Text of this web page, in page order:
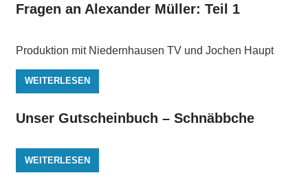
Fragen an Alexander Müller: Teil 1
Produktion mit Niedernhausen TV und Jochen Haupt
WEITERLESEN
Unser Gutscheinbuch – Schnäbbche
WEITERLESEN